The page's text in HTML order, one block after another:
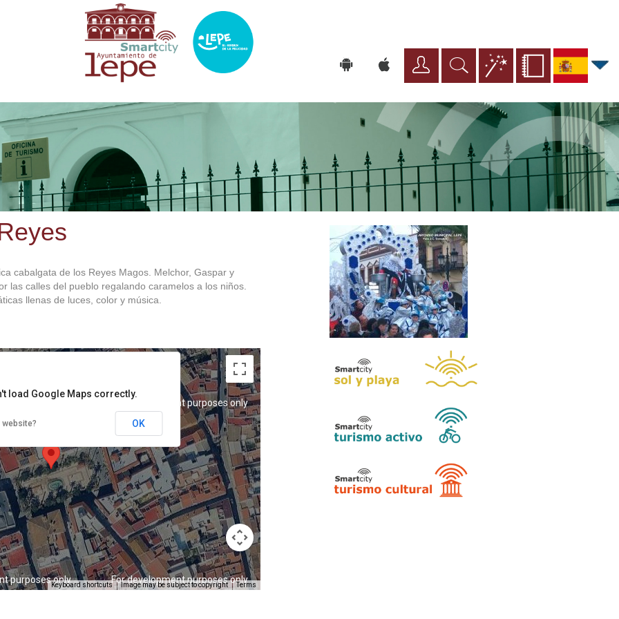
cabalgata de los Reyes Magos. Melchor, Gaspar y
las calles del pueblo regalando caramelos a los niños.
llenas de luces, color y música.
purposes only
purposes only
For development purposes only
For development purposes only
Keyboard shortcuts Image may be subject to copyright Terms
load Google Maps correctly.
website? OK